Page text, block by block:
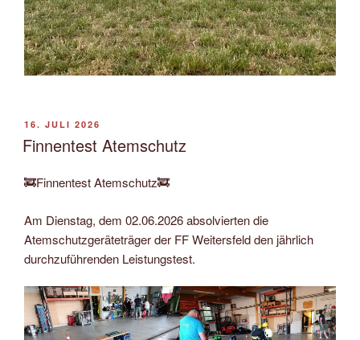
VERÖFFENTLICHT
AM
16. JULI 2026
Finnentest Atemschutz
🚒Finnentest Atemschutz🚒
Am Dienstag, dem 02.06.2026 absolvierten die
Atemschutzgeräteträger der FF Weitersfeld den jährlich
durchzuführenden Leistungstest.